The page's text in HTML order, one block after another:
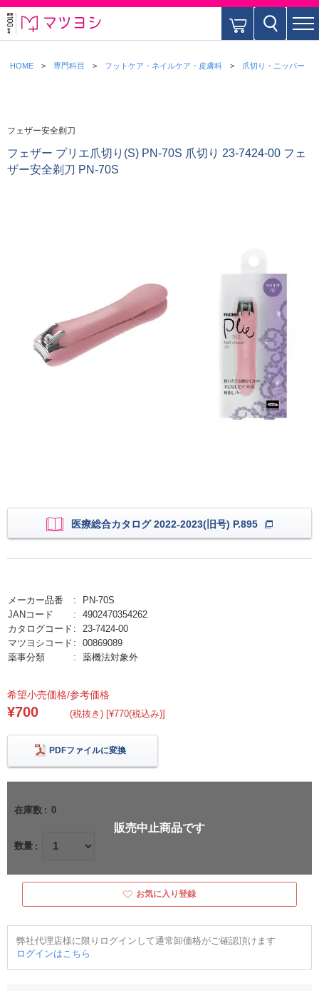
HOME 専門科目 フットケア・ネイルケア・皮膚科 爪切り・ニッパー
フェザー安全剃刀
フェザー プリエ爪切り(S) PN-70S 爪切り 23-7424-00 フェ
ザー安全剃刀 PN-70S
医療総合カタログ 2022-2023(旧号) P.895
メーカー品番
PN-70S
JANコード
4902470354262
カタログコード
23-7424-00
マツヨシコード
00869089
薬事分類
薬機法対象外
希望小売価格/参考価格
¥700 (税抜き) [¥770(税込み)]
PDFファイルに変換
在庫数 0
数量
販売中止商品です
お気に入り登録
弊社代理店様に限りログインして通常卸価格がご確認頂けます
ログインはこちら